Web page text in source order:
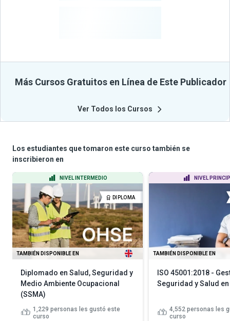
Más Cursos Gratuitos en Línea de Este Publicador
Ver Todos los Cursos
Los estudiantes que tomaron este curso también se
inscribieron en
NIVEL INTERMEDIO
DIPLOMA
TAMBIÉN DISPONIBLE EN
Diplomado en Salud, Seguridad y
Medio Ambiente Ocupacional
(SSMA)
1,229 personas les gustó este
curso
NIVEL
TAMBIÉN DISPONIBLE EN
ISO 45001:2018 -
Seguridad y Salud
4,552 personas les
curso